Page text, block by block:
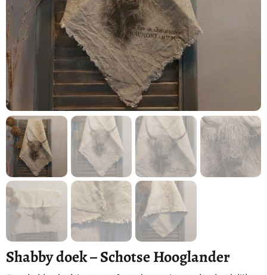
Shabby doek – Schotse Hooglander